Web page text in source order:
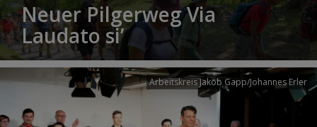
Neuer Pilgerweg Via
Laudato si’
Arbeitskreis Jakob Gapp/Johannes Erler